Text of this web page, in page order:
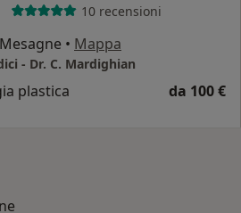
10 recensioni
• Mappa
- Dr. C. Mardighian
plastica da 100 €